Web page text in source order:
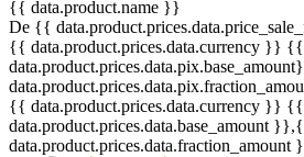
{{ data.product.name }}
De {{
{{ data.product.prices.data.currency }} {{
{{ data.product.prices.data.currency }} {{
data.product.prices.data.base_amount }}
data.product.prices.data.fraction_amount